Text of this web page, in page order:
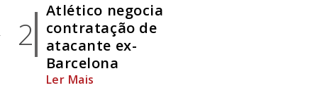
2
Atlético negocia
contratação de
atacante ex-
Barcelona
Ler Mais